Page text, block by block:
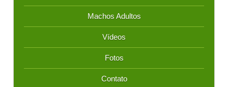
Machos Adultos
Vídeos
Fotos
Contato